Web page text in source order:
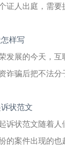
证人出庭，需
样写
发展的今天，
诈骗后把不法
状范文
诉状范文随着
的案件出现的